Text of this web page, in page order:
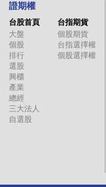
證期權
台股首頁
大盤
個股
排行
選股
興櫃
產業
總經
三大法人
自選股
台指期貨
個股期貨
台指選擇權
個股選擇權